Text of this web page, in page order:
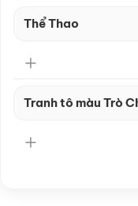
Thể Thao
Tranh tô màu Trò